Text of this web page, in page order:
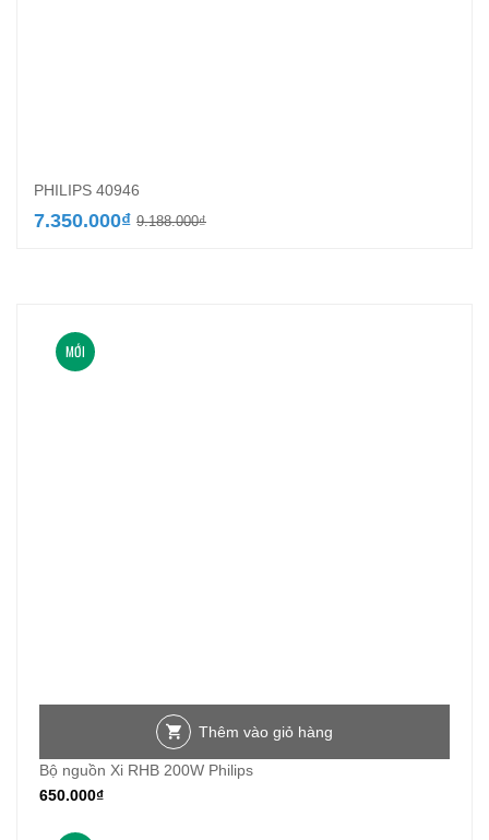
PHILIPS 40946
9.188.000₫Giá
7.350.000₫
Giá
MỚI
Thêm vào giỏ hàng
Bộ nguồn Xi RHB 200W Philips
650.000₫